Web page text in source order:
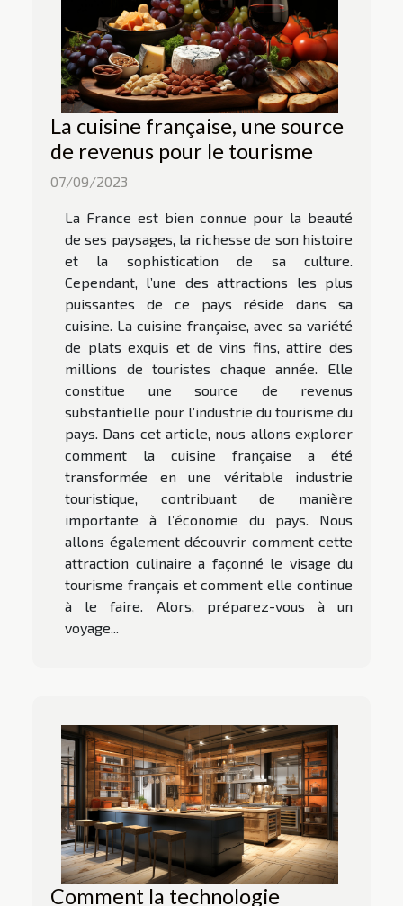
La cuisine française, une source
de revenus pour le tourisme
07/09/2023
La France est bien connue pour la beauté
de ses paysages, la richesse de son histoire
et la sophistication de sa culture.
Cependant, l’une des attractions les plus
puissantes de ce pays réside dans sa
cuisine. La cuisine française, avec sa variété
de plats exquis et de vins fins, attire des
millions de touristes chaque année. Elle
constitue une source de revenus
substantielle pour l’industrie du tourisme du
pays. Dans cet article, nous allons explorer
comment la cuisine française a été
transformée en une véritable industrie
touristique, contribuant de manière
importante à l’économie du pays. Nous
allons également découvrir comment cette
attraction culinaire a façonné le visage du
tourisme français et comment elle continue
à le faire. Alors, préparez-vous à un
voyage...
Comment la technologie